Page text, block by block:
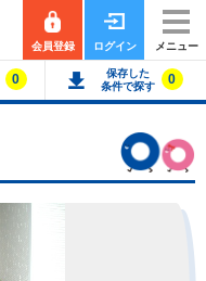
会員登録 ログイン メニュー
0
保存した
条件で探す
0